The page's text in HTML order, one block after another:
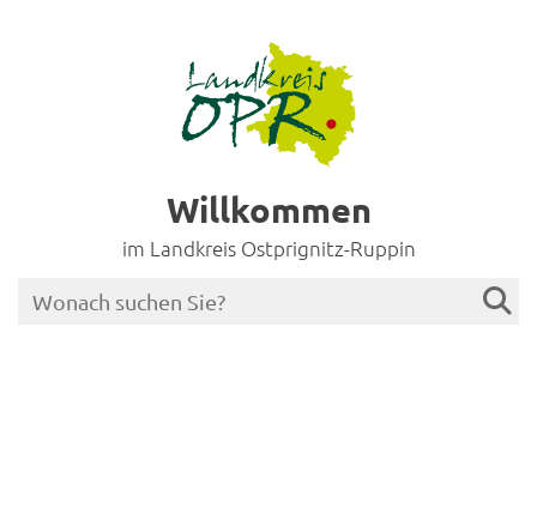
Willkommen
im Landkreis Ostprignitz-Ruppin